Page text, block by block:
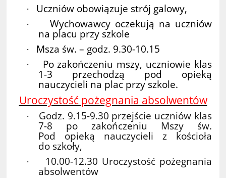
· Uczniów obowiązuje strój galowy,
·
Wychowawcy oczekują na uczniów
na placu przy szkole
· Msza św. – godz. 9.30-10.15
·
Po zakończeniu mszy, uczniowie klas
1-3 przechodzą pod opieką
nauczycieli na plac przy szkole.
Uroczystość pożegnania absolwentów
·
Godz. 9.15-9.30 przejście uczniów klas
7-8 po zakończeniu Mszy św.
Pod opieką nauczycieli z kościoła
do szkoły,
·
10.00-12.30 Uroczystość pożegnania
absolwentów